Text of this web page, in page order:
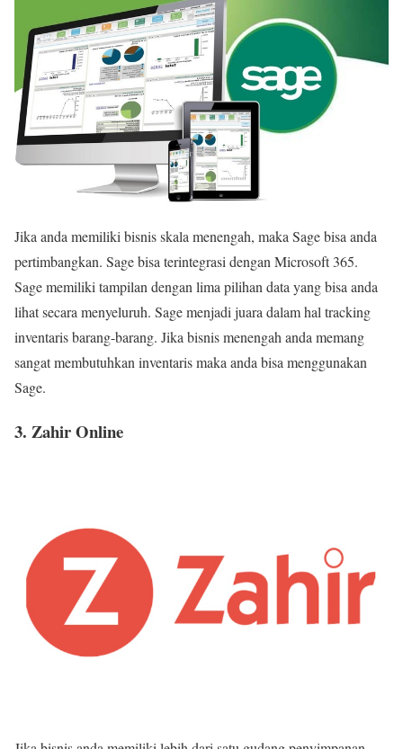
Jika anda memiliki bisnis skala menengah, maka Sage bisa anda
pertimbangkan. Sage bisa terintegrasi dengan Microsoft 365.
Sage memiliki tampilan dengan lima pilihan data yang bisa anda
lihat secara menyeluruh. Sage menjadi juara dalam hal tracking
inventaris barang-barang. Jika bisnis menengah anda memang
sangat membutuhkan inventaris maka anda bisa menggunakan
Sage.
3. Zahir Online